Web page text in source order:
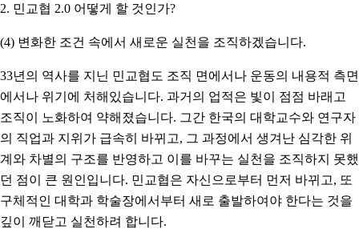
2. 민교협 2.0 어떻게 할 것인가?
(4) 변화한 조건 속에서 새로운 실천을 조직하겠습니다.
33년의 역사를 지닌 민교협도 조직 면에서나 운동의 내용적 측면
에서나 위기에 처해있습니다. 과거의 업적은 빛이 점점 바래고
조직이 노화하여 약해졌습니다. 그간 한국의 대학교수와 연구자
의 직업과 지위가 급속히 바뀌고, 그 과정에서 생겨난 심각한 위
계와 차별의 구조를 반영하고 이를 바꾸는 실천을 조직하지 못했
던 점이 큰 원인입니다. 민교협은 자신으로부터 먼저 바뀌고, 또
구체적인 대학과 학술장에서부터 새로 출발하여야 한다는 것을
깊이 깨닫고 실천하려 합니다.